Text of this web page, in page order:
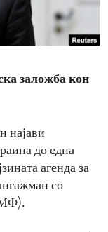
заложба кон
најави
до една
агенда за
со